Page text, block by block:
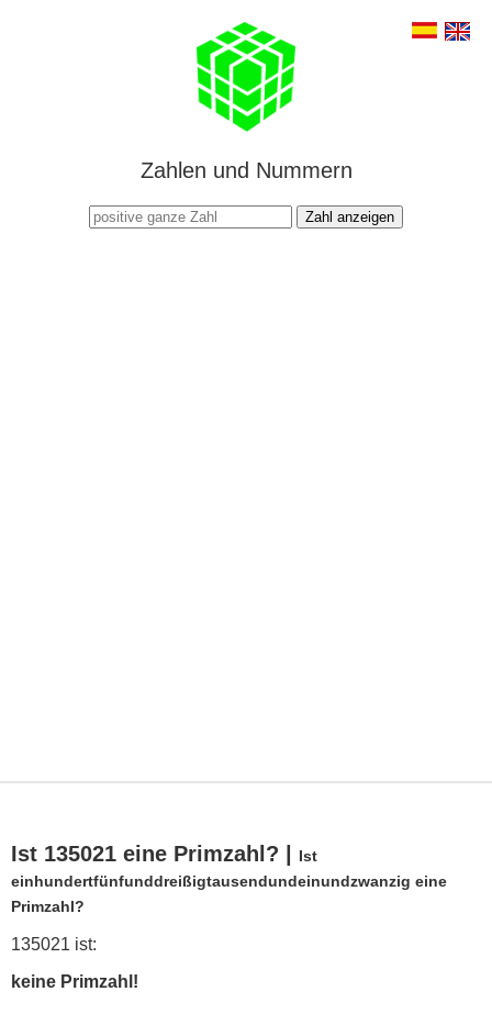
Zahlen und Nummern
Zahl anzeigen
Ist 135021 eine Primzahl? |
Ist
einhundertfünfunddreißigtausendundeinundzwanzig eine
Primzahl?
135021 ist:
keine Primzahl!